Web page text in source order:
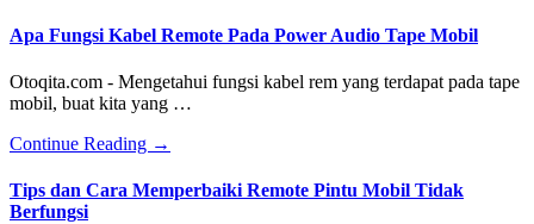
Radiator
dan
Cara
Kerja
Radiator
Apa Fungsi Kabel Remote Pada Power Audio Tape Mobil
Otoqita.com - Mengetahui fungsi kabel rem yang terdapat pada tape
mobil, buat kita yang …
Continue Reading about
Fungsi
Kabel
→
Tips dan Cara Memperbaiki Remote Pintu Mobil Tidak
Berfungsi